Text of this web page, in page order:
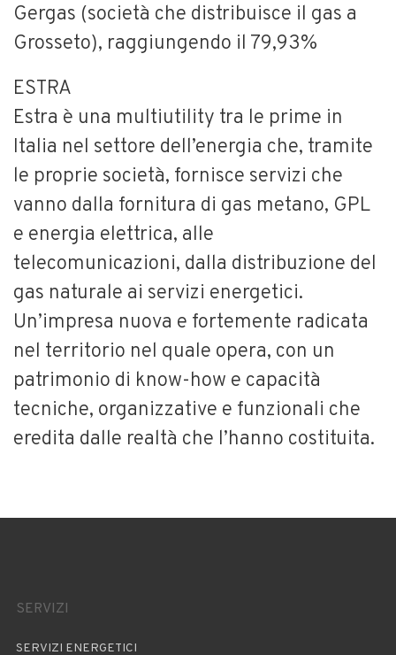
Gergas (società che distribuisce il gas a
Grosseto), raggiungendo il 79,93%
ESTRA
Estra è una multiutility tra le prime in
Italia nel settore dell’energia che, tramite
le proprie società, fornisce servizi che
vanno dalla fornitura di gas metano, GPL
e energia elettrica, alle
telecomunicazioni, dalla distribuzione del
gas naturale ai servizi energetici.
Un’impresa nuova e fortemente radicata
nel territorio nel quale opera, con un
patrimonio di know-how e capacità
tecniche, organizzative e funzionali che
eredita dalle realtà che l’hanno costituita.
SERVIZI
SERVIZI ENERGETICI